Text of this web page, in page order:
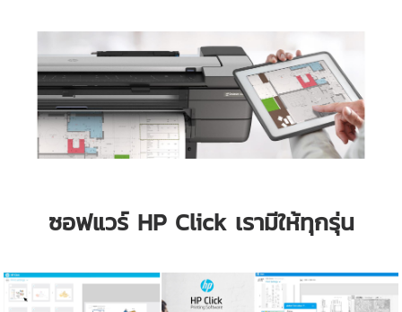
ซอฟแวร์ HP Click เรามีให้ทุกรุ่น